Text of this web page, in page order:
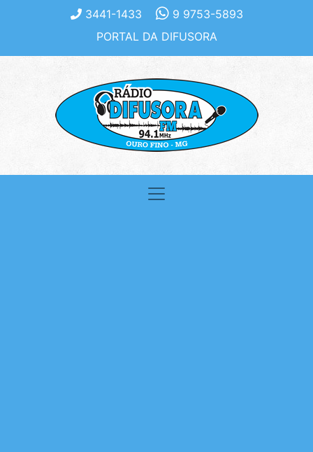
3441-1433
9 9753-5893
PORTAL DA DIFUSORA